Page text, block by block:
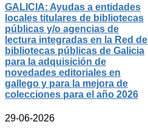
GALICIA: Ayudas a entidades
locales titulares de bibliotecas
públicas y/o agencias de
lectura integradas en la Red de
bibliotecas públicas de Galicia
para la adquisición de
novedades editoriales en
gallego y para la mejora de
colecciones para el año 2026
29-06-2026